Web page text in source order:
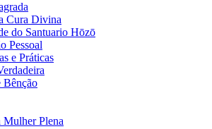
Cura Divina
do Santuario Hōzō
Pessoal
e Práticas
Bênção
Mulher Plena